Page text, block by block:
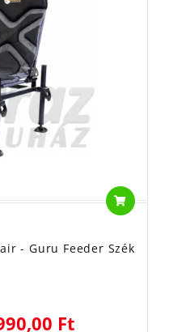
- Guru Feeder Szék
Ft